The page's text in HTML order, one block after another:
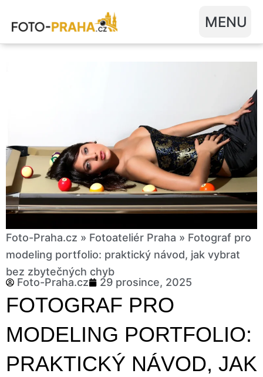
obsah
Foto-Praha.cz » Fotoateliér Praha » Fotograf pro
modeling portfolio: praktický návod, jak vybrat
bez zbytečných chyb
Foto-Praha.cz
29 prosince, 2025
FOTOGRAF PRO
MODELING PORTFOLIO:
PRAKTICKÝ NÁVOD, JAK